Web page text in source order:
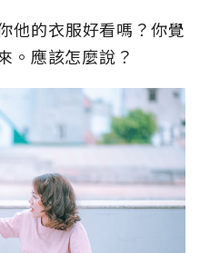
他的衣服好看嗎？你覺
。應該怎麼說？